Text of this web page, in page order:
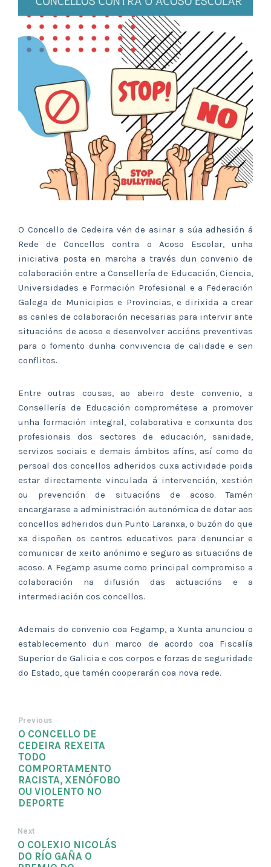
O Concello de Cedeira vén de asinar a súa adhesión á
Rede de Concellos contra o Acoso Escolar, unha
iniciativa posta en marcha a través dun convenio de
colaboración entre a Consellería de Educación, Ciencia,
Universidades e Formación Profesional e a Federación
Galega de Municipios e Provincias, e dirixida a crear
as canles de colaboración necesarias para intervir ante
situacións de acoso e desenvolver accións preventivas
para o fomento dunha convivencia de calidade e sen
conflitos.
Entre outras cousas, ao abeiro deste convenio, a
Consellería de Educación comprométese a promover
unha formación integral, colaborativa e conxunta dos
profesionais dos sectores de educación, sanidade,
servizos sociais e demais ámbitos afíns, así como do
persoal dos concellos adheridos cuxa actividade poida
estar directamente vinculada á intervención, xestión
ou prevención de situacións de acoso. Tamén
encargarase a administración autonómica de dotar aos
concellos adheridos dun Punto Laranxa, o buzón do que
xa dispoñen os centros educativos para denunciar e
comunicar de xeito anónimo e seguro as situacións de
acoso. A Fegamp asume como principal compromiso a
colaboración na difusión das actuacións e a
intermediación cos concellos.
Ademais do convenio coa Fegamp, a Xunta anunciou o
establecemento dun marco de acordo coa Fiscalía
Superior de Galicia e cos corpos e forzas de seguridade
do Estado, que tamén cooperarán coa nova rede.
Previous
O CONCELLO DE
CEDEIRA REXEITA
TODO
COMPORTAMENTO
RACISTA, XENÓFOBO
OU VIOLENTO NO
DEPORTE
Next
O COLEXIO NICOLÁS
DO RÍO GAÑA O